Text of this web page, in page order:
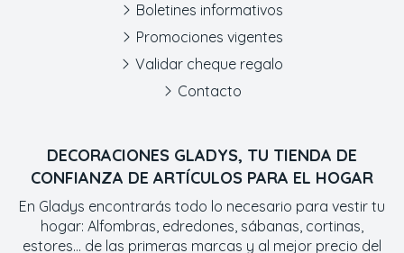
DECORACIONES GLADYS, TU TIENDA DE
CONFIANZA DE ARTÍCULOS PARA EL HOGAR
En Gladys encontrarás todo lo necesario para vestir tu
hogar: Alfombras, edredones, sábanas, cortinas,
estores... de las primeras marcas y al mejor precio del
Boletines informativos
Promociones vigentes
Validar cheque regalo
Contacto